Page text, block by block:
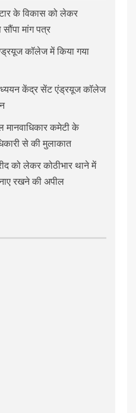
के विकास को लेकर
मांग पत्र
कॉलेज में किया गया
केंद्र सेंट एंड्रयूज कॉलेज
कमेटी के
से की मुलाकात
को लेकर कोठीभार थाने में
रखने की अपील